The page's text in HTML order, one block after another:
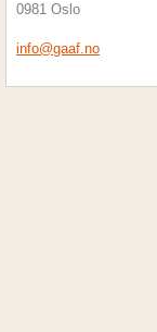
0981 Oslo
info@gaaf.no